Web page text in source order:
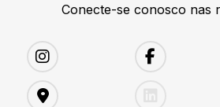
Conecte-se conosco nas